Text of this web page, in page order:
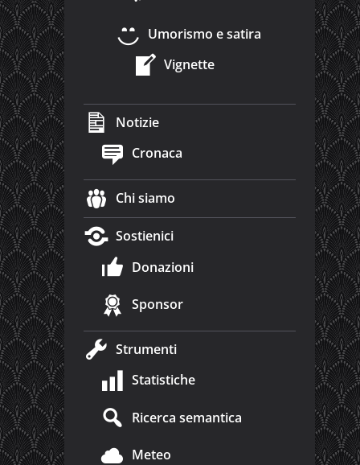
Umorismo e satira
Vignette
Notizie
Cronaca
Chi siamo
Sostienici
Donazioni
Sponsor
Strumenti
Statistiche
Ricerca semantica
Meteo